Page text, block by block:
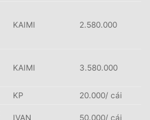
KAIMI 2.580.000
KAIMI 3.580.000
KP 20.000/ cái
IVAN 50.000/ cái